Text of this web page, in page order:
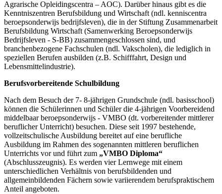
Agrarische Opleidingscentra – AOC). Darüber hinaus gibt es die
Kenntniszentren Berufsbildung und Wirtschaft (ndl. kenniscentra
beroepsonderwijs bedrijfsleven), die in der Stiftung Zusammenarbeit
Berufsbildung Wirtschaft (Samenwerking Beroepsonderwijs
Bedrijfsleven - S-BB) zusammengeschlossen sind, und
branchenbezogene Fachschulen (ndl. Vakscholen), die lediglich in
speziellen Berufen ausbilden (z.B. Schifffahrt, Design und
Lebensmittelindustrie).
Berufsvorbereitende Schulbildung
Nach dem Besuch der 7- 8-jährigen Grundschule (ndl. basisschool)
können die Schülerinnen und Schüler die 4-jährigen Voorbereidend
middelbaar beroepsonderwijs - VMBO (dt. vorbereitender mittlerer
beruflicher Unterricht) besuchen. Diese seit 1997 bestehende,
vollzeitschulische Ausbildung bereitet auf eine berufliche
Ausbildung im Rahmen des sogenannten mittleren beruflichen
Unterrichts vor und führt zum „VMBO Diploma“
(Abschlusszeugnis). Es werden vier Lernwege mit einem
unterschiedlichen Verhältnis von berufsbildenden und
allgemeinbildenden Fächern sowie variierendem berufspraktischem
Anteil angeboten.